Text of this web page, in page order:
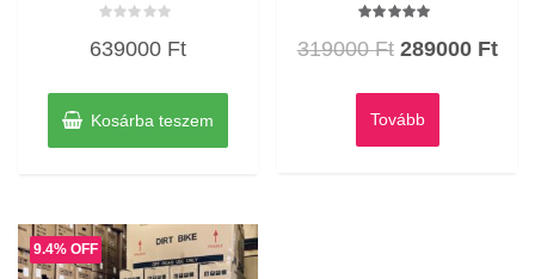
0
639000 Ft
Kosárba teszem
5.00
319000Ft Original
was:
319000 Ft.
289000 Ft
Tovább
9.4% OFF